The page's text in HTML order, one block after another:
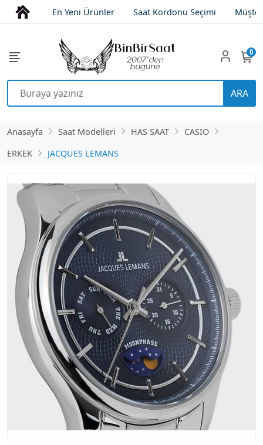
En Yeni Ürünler Saat Kordonu Seçimi
ARA
0
Anasayfa Saat Modelleri HAS SAAT
CASIO
ERKEK
JACQUES LEMANS